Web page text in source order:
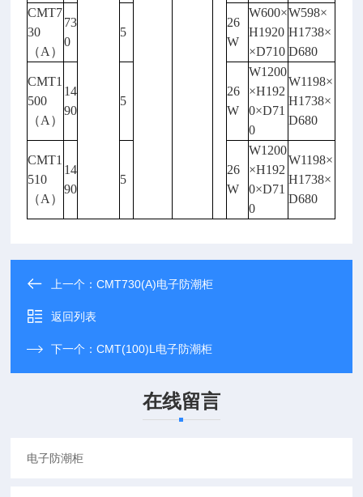
CMT7
30
（A）
73
0
5
26
W
W600×
H1920
×D710
W598×
H1738×
D680
CMT1
500
（A）
14
90
5
26
W
W1200
×H192
0×D71
0
W1198×
H1738×
D680
CMT1
510
（A）
14
90
5
26
W
W1200
×H192
0×D71
0
W1198×
H1738×
D680
上一个：CMT730(A)电子防潮柜
返回列表
下一个：CMT(100)L电子防潮柜
在线留言